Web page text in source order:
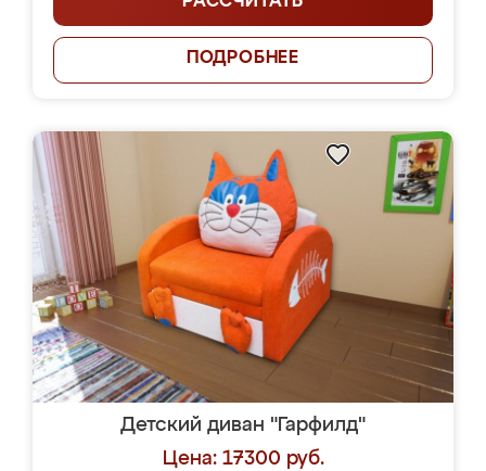
ПОДРОБНЕЕ
Детский диван "Гарфилд"
Цена: 17300 руб.